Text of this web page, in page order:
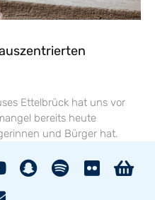
Ettelbrück hat uns vor
bereits heute
und Bürger hat.